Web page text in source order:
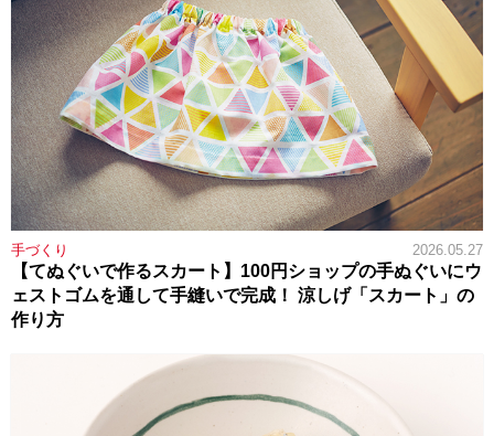
手づくり 2026.05.27
【てぬぐいで作るスカート】100円ショップの手ぬぐいにウ
ェストゴムを通して手縫いで完成！ 涼しげ「スカート」の
作り方